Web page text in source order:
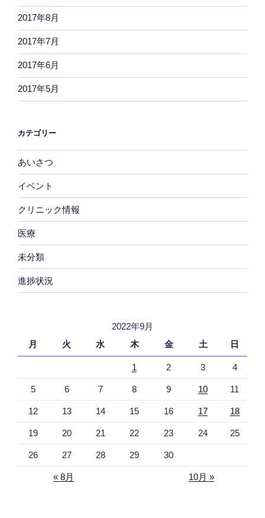
2017年8月
2017年7月
2017年6月
2017年5月
カテゴリー
あいさつ
イベント
クリニック情報
医療
未分類
進捗状況
2022年9月
月
火 水 木 金 土 日
1 2 3 4
5 6 7 8 9 10 11
12 13 14 15 16 17 18
19 20 21 22 23 24 25
26 27 28 29 30
« 8月 10月 »